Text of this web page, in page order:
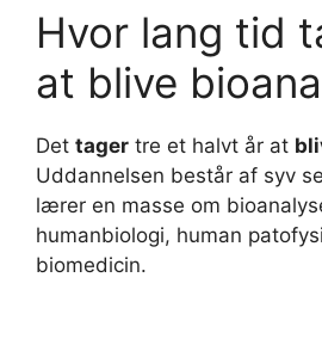
Hvor lang tid
at blive
Det tager tre et halvt år at
Uddannelsen består af syv
lærer en masse om
humanbiologi, human
biomedicin.